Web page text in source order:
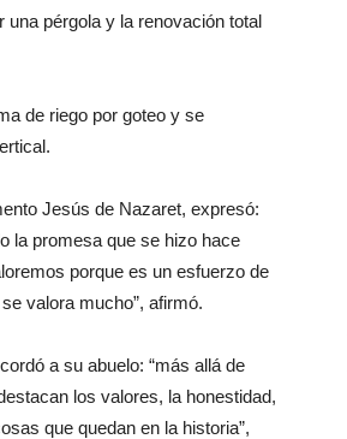
pérgola y la renovación total
de riego por goteo y se
Jesús de Nazaret, expresó:
la promesa que se hizo hace
porque es un esfuerzo de
valora mucho”, afirmó.
a su abuelo: “más allá de
los valores, la honestidad,
que quedan en la historia”,